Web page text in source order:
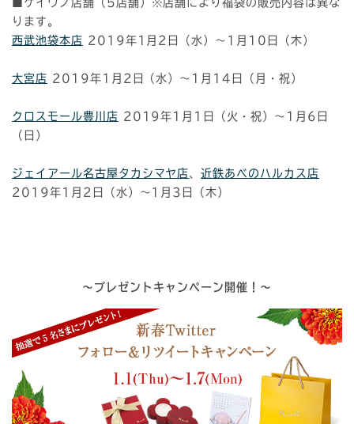
■ケイウノ店舗（5店舗）※店舗により福袋の販売内容は異な
ります。
西武池袋本店 2019年1月2日（水）〜1月10日（木）
大宮店 2019年1月2日（水）〜1月14日（月・祝）
クロスモール豊川店 2019年1月1日（火・祝）〜1月6日
（日）
ジェイアール名古屋タカシマヤ店、近鉄あべのハルカス店
2019年1月2日（水）～1月3日（木）
～プレゼントキャンペーン開催！～